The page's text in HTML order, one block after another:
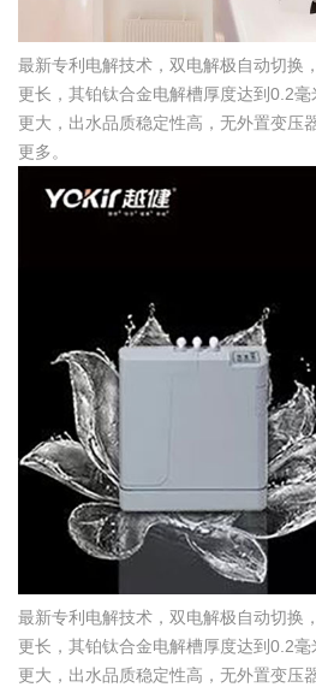
最新专利电解技术，双电解极自动切换
更长，其铂钛合金电解槽厚度达到0.2
更大，出水品质稳定性高，无外置变压
更多。
最新专利电解技术，双电解极自动切换
更长，其铂钛合金电解槽厚度达到0.2
更大，出水品质稳定性高，无外置变压